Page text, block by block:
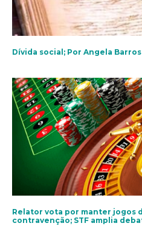
Dívida social; Por Angela Barros
Relator vota por manter jogos
contravenção; STF amplia